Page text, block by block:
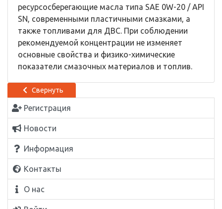
Свернуть
Регистрация
Новости
Информация
Контакты
О нас
ресурсосберегающие масла типа SAE 0W-20 / API
SN, современными пластичными смазками, а
также топливами для ДВС. При соблюдении
рекомендуемой концентрации не изменяет
основные свойства и физико-химические
показатели смазочных материалов и топлив.